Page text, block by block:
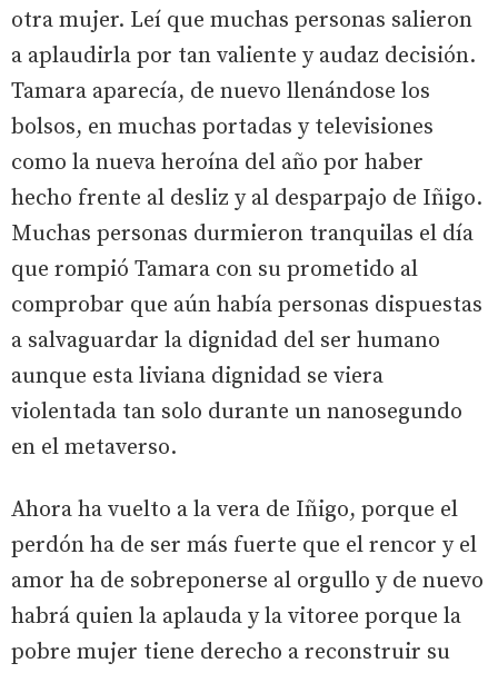
otra mujer. Leí que muchas personas salieron
a aplaudirla por tan valiente y audaz decisión.
Tamara aparecía, de nuevo llenándose los
bolsos, en muchas portadas y televisiones
como la nueva heroína del año por haber
hecho frente al desliz y al desparpajo de Iñigo.
Muchas personas durmieron tranquilas el día
que rompió Tamara con su prometido al
comprobar que aún había personas dispuestas
a salvaguardar la dignidad del ser humano
aunque esta liviana dignidad se viera
violentada tan solo durante un nanosegundo
en el metaverso.
Ahora ha vuelto a la vera de Iñigo, porque el
perdón ha de ser más fuerte que el rencor y el
amor ha de sobreponerse al orgullo y de nuevo
habrá quien la aplauda y la vitoree porque la
pobre mujer tiene derecho a reconstruir su